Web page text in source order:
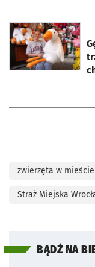
otworzy się w
zwierzęta w mieście
Straż Miejska
BĄDŹ NA